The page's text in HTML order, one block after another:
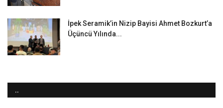
İpek Seramik’in Nizip Bayisi Ahmet Bozkurt’a
Üçüncü Yılında...
..